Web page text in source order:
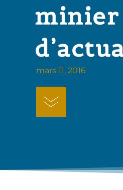
minier
mars 11, 2016